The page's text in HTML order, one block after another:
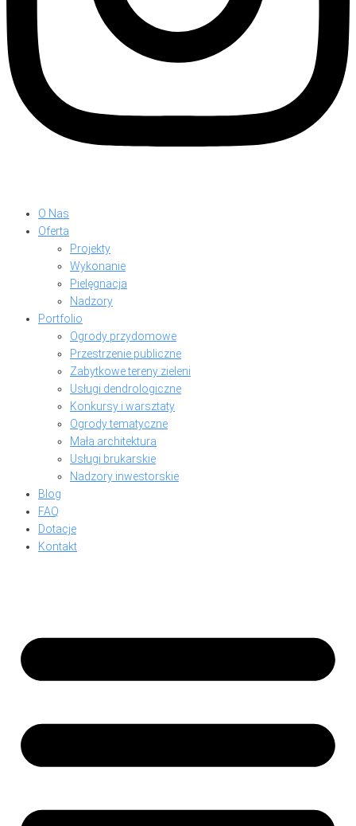
O Nas
Oferta
Projekty
Wykonanie
Pielęgnacja
Nadzory
Portfolio
Ogrody przydomowe
Przestrzenie publiczne
Zabytkowe tereny zieleni
Usługi dendrologiczne
Konkursy i warsztaty
Ogrody tematyczne
Mała architektura
Usługi brukarskie
Nadzory inwestorskie
Blog
FAQ
Dotacje
Kontakt